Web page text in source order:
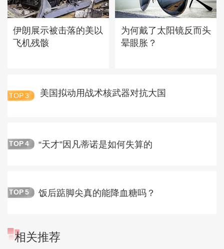
伊朗展示被击落的美以
飞机残骸
为何戴了太阳镜反而头
晕眼胀？
TOP 3 美国拟动用战术核武器对抗大国
TOP 4 “天才”因凡蒂诺是如何失算的
TOP 5 饭后踮脚尖真的能降血糖吗？
相关推荐